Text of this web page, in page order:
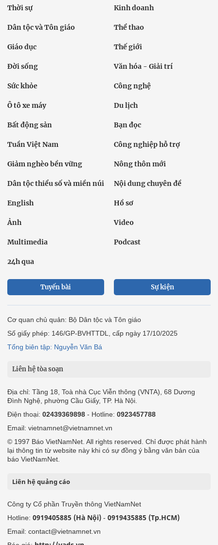
Thời sự Kinh doanh
Dân tộc và Tôn giáo Thể thao
Giáo dục Thế giới
Đời sống Văn hóa - Giải trí
Sức khỏe Công nghệ
Ô tô xe máy Du lịch
Bất động sản Bạn đọc
Tuần Việt Nam Công nghiệp hỗ trợ
Giảm nghèo bền vững Nông thôn mới
Dân tộc thiểu số và miền núi Nội dung chuyên đề
English Hồ sơ
Ảnh Video
Multimedia Podcast
24h qua
Tuyến bài Sự kiện
Cơ quan chủ quản: Bộ Dân tộc và Tôn giáo
Số giấy phép: 146/GP-BVHTTDL, cấp ngày 17/10/2025
Tổng biên tập: Nguyễn Văn Bá
Liên hệ tòa soạn
Địa chỉ: Tầng 18, Toà nhà Cục Viễn thông (VNTA), 68 Dương
Đình Nghệ, phường Cầu Giấy, TP. Hà Nội.
Điện thoại: 02439369898 - Hotline: 0923457788
Email: vietnamnet@vietnamnet.vn
© 1997 Báo VietNamNet. All rights reserved. Chỉ được phát hành
lại thông tin từ website này khi có sự đồng ý bằng văn bản của
báo VietNamNet.
Liên hệ quảng cáo
Công ty Cổ phần Truyền thông VietNamNet
Hotline: 0919405885 (Hà Nội) - 0919435885 (Tp.HCM)
Email: contact@vietnamnet.vn